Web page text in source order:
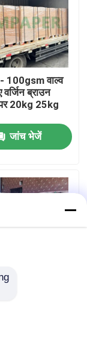
100gsm वाल्व
ब्राउन
20kg 25kg
जांच भेजें